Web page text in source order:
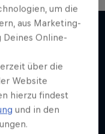
um die
aus Marketing-
Deines Online-
über die
Website
hierzu findest
und in den